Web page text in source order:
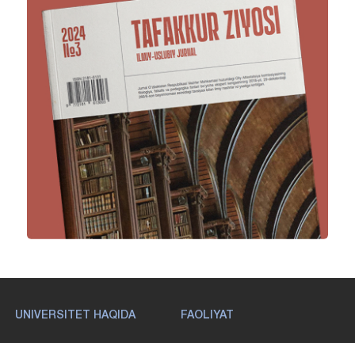
UNIVERSITET HAQIDA FAOLIYAT